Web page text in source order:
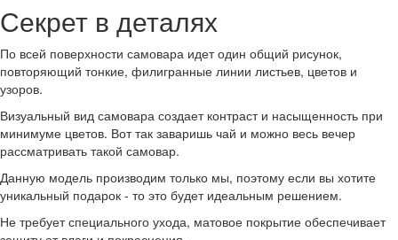
Секрет в деталях
По всей поверхности самовара идет один общий рисунок,
повторяющий тонкие, филигранные линии листьев, цветов и
узоров.
Визуальный вид самовара создает контраст и насыщенность при
минимуме цветов. Вот так заваришь чай и можно весь вечер
рассматривать такой самовар.
Данную модель производим только мы, поэтому если вы хотите
уникальный подарок - то это будет идеальным решением.
Не требует специального ухода, матовое покрытие обеспечивает